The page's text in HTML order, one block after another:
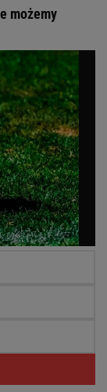
możemy